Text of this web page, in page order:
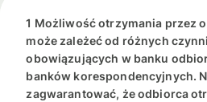
1 Możliwość otrzymania przez
może zależeć od różnych
obowiązujących w banku
banków korespondencyjnych.
zagwarantować, że odbiorca